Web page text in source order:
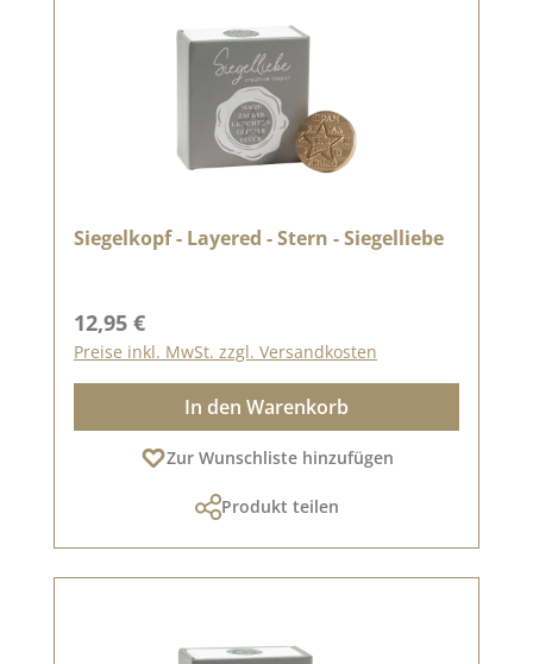
Siegelkopf - Layered - Stern - Siegelliebe
Regulärer Preis:
12,95 €
Preise inkl. MwSt. zzgl. Versandkosten
In den Warenkorb
Zur Wunschliste hinzufügen
Produkt teilen